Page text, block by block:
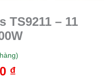
TS9211 – 11
₫